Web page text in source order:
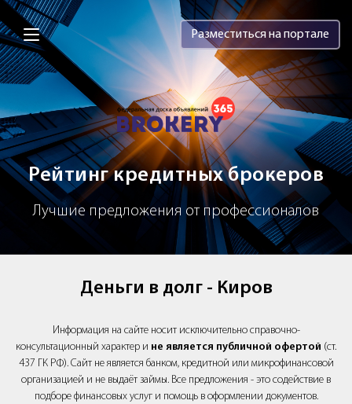
Brokery365 - Рейтинг кредитных
Разместиться на портале
Рейтинг кредитных брокеров
Лучшие предложения от профессионалов
Деньги в долг - Киров
Информация на сайте носит исключительно справочно-
консультационный характер и не является публичной офертой (ст.
437 ГК РФ). Сайт не является банком, кредитной или микрофинансовой
организацией и не выдаёт займы. Все предложения - это содействие в
подборе финансовых услуг и помощь в оформлении документов.